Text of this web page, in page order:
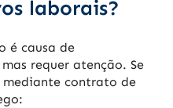
laborais?
é causa de
requer atenção. Se
mediante contrato de